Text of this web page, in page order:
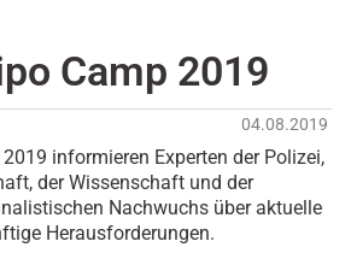
Camp 2019
04.08.2019
informieren Experten der Polizei,
der Wissenschaft und der
Nachwuchs über aktuelle
Herausforderungen.